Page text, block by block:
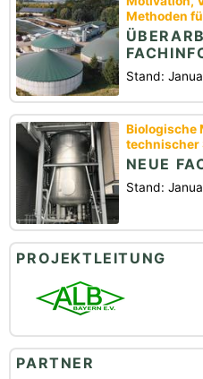
Methoden
Stand:
Biologische
technischer
NEUE
Stand:
PROJEKTLEITUNG
PARTNER